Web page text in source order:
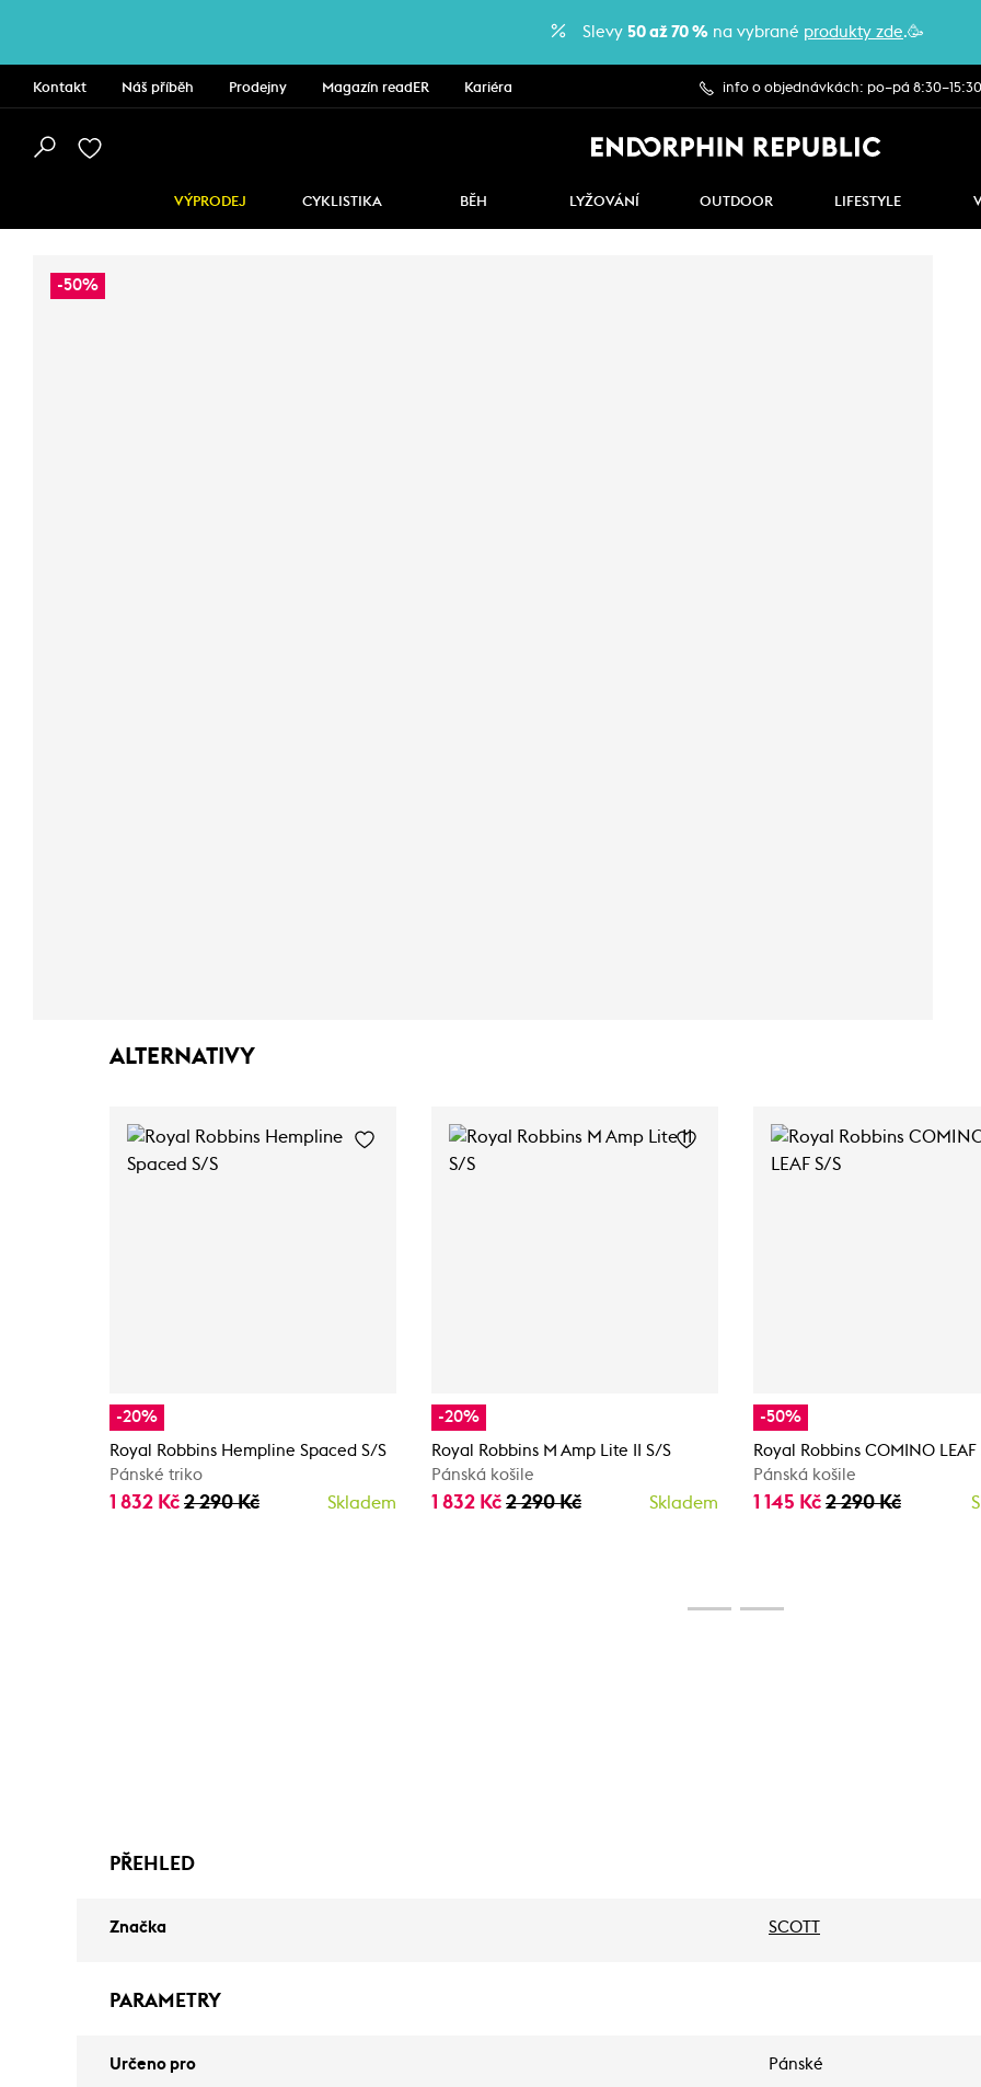
Slevy 50 až 70 % na vybrané produkty zde.🥳
Kontakt Náš příběh Prodejny Magazín readER Kariéra info o objednávkách: po–pá 8:30–15:30
VÝPRODEJ CYKLISTIKA BĚH LYŽOVÁNÍ OUTDOOR LIFESTYLE
-50%
ALTERNATIVY
-20%
Royal Robbins Hempline Spaced S/S
Pánské triko
1 832 Kč 2 290 Kč Skladem
-20%
Royal Robbins M Amp Lite II S/S
Pánská košile
1 832 Kč 2 290 Kč Skladem
-50%
Royal Robbins COMINO LEAF
Pánská košile
1 145 Kč 2 290 Kč
PŘEHLED
Značka SCOTT
PARAMETRY
Určeno pro Pánské